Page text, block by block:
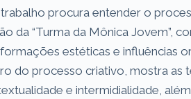
procura entender o
da “Turma da Mônica Jovem”,
estéticas e influências
do processo criativo, mostra as
e intermidialidade,